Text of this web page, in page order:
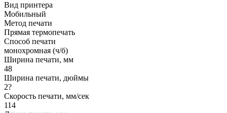
Вид принтера
Мобильный
Метод печати
Прямая термопечать
Способ печати
монохромная (ч/б)
Ширина печати, мм
48
Ширина печати, дюймы
2?
Скорость печати, мм/сек
114